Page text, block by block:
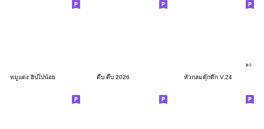
หมูแดง ฮิปโปน้อย ดึ๊บ ดึ๊บ 2026 หัวกลมดุ๊กดิ๊ก V.24